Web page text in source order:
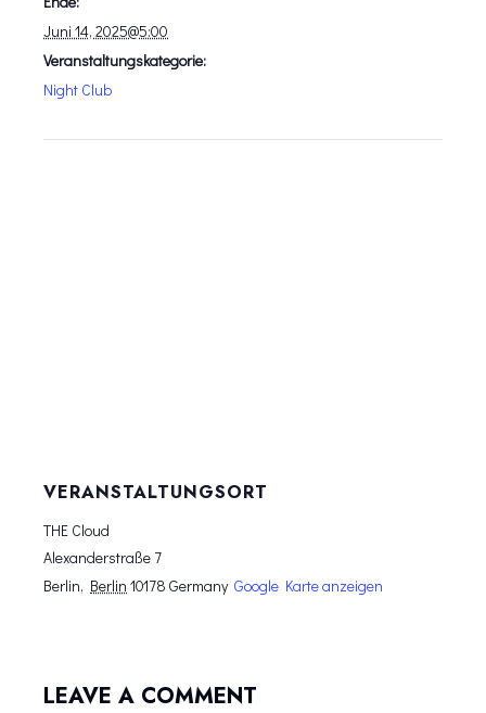
Juni 14, 2025@5:00
Veranstaltungskategorie:
Night Club
VERANSTALTUNGSORT
THE Cloud
Alexanderstraße 7
Berlin, Berlin 10178 Germany Google Karte anzeigen
LEAVE A COMMENT